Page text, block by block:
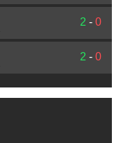
2 - 0
2 - 0